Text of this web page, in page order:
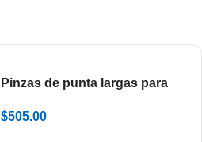
Pinzas de punta largas para
$505.00